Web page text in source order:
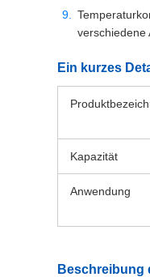
verschiedene
Ein kurzes
Kapazität
Anwendung
Beschreibung